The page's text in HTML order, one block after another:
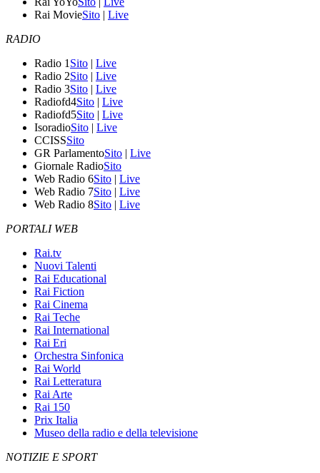
Rai MovieSito | Live
RADIO
Radio 1 Sito | Live
Radio 2Sito | Live
Radio 3Sito | Live
Radiofd4Sito | Live
Radiofd5Sito | Live
IsoradioSito | Live
CCISSSito
GR ParlamentoSito | Live
Giornale RadioSito
Web Radio 6Sito | Live
Web Radio 7Sito | Live
Web Radio 8Sito | Live
PORTALI WEB
Rai.tv
Nuovi Talenti
Rai Educational
Rai Fiction
Rai Cinema
Rai Teche
Rai International
Rai Eri
Orchestra Sinfonica
Rai World
Rai Letteratura
Rai Arte
Rai 150
Prix Italia
Museo della radio e della televisione
NOTIZIE E SPORT